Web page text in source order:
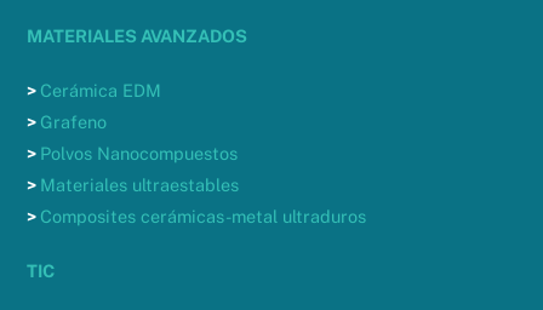
MATERIALES AVANZADOS
> Cerámica EDM
> Grafeno
> Polvos Nanocompuestos
> Materiales ultraestables
> Composites cerámicas-metal ultraduros
TIC